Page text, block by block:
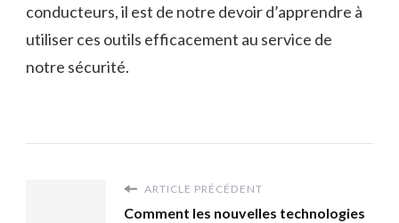
conducteurs, il est de notre devoir d’apprendre à
utiliser ces outils efficacement au service de
notre sécurité.
ARTICLE PRÉCÉDENT
Comment les nouvelles technologies